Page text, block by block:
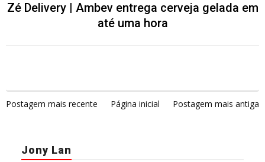
Zé Delivery | Ambev entrega cerveja gelada em
até uma hora
Postagem mais recente Página inicial Postagem mais antiga
Jony Lan